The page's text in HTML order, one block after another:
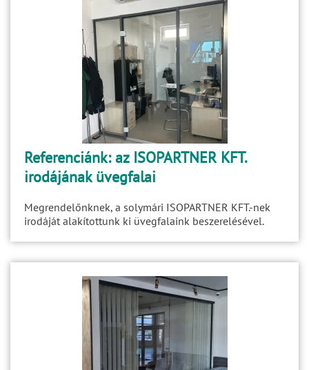
Referenciánk: az ISOPARTNER KFT.
irodájának üvegfalai
Megrendelőnknek, a solymári ISOPARTNER KFT.-nek
irodáját alakítottunk ki üvegfalaink beszerelésével.